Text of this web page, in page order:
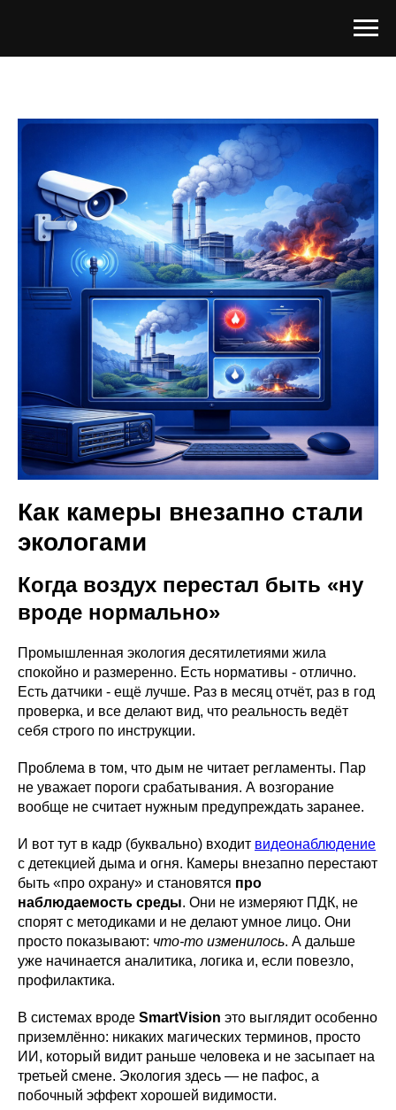
Как камеры внезапно стали
экологами
Когда воздух перестал быть «ну
вроде нормально»
Промышленная экология десятилетиями жила
спокойно и размеренно. Есть нормативы - отлично.
Есть датчики - ещё лучше. Раз в месяц отчёт, раз в год
проверка, и все делают вид, что реальность ведёт
себя строго по инструкции.
Проблема в том, что дым не читает регламенты. Пар
не уважает пороги срабатывания. А возгорание
вообще не считает нужным предупреждать заранее.
И вот тут в кадр (буквально) входит видеонаблюдение
с детекцией дыма и огня. Камеры внезапно перестают
быть «про охрану» и становятся про
наблюдаемость среды. Они не измеряют ПДК, не
спорят с методиками и не делают умное лицо. Они
просто показывают: что-то изменилось. А дальше
уже начинается аналитика, логика и, если повезло,
профилактика.
В системах вроде SmartVision это выглядит особенно
приземлённо: никаких магических терминов, просто
ИИ, который видит раньше человека и не засыпает на
третьей смене. Экология здесь — не пафос, а
побочный эффект хорошей видимости.